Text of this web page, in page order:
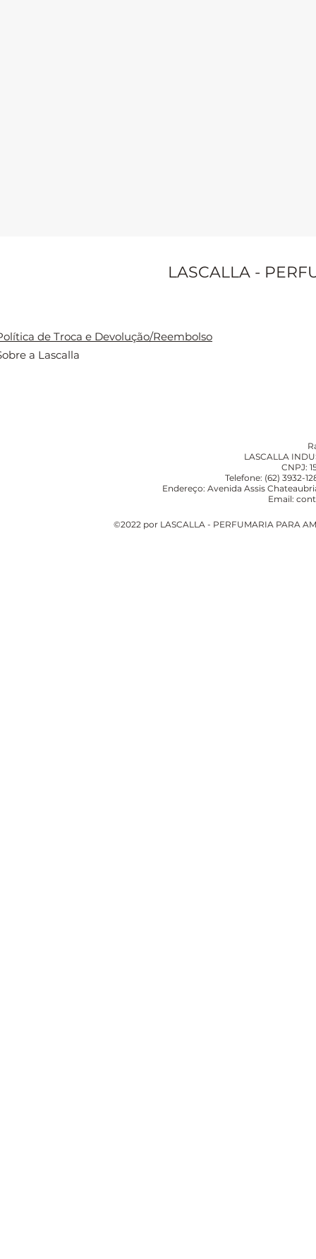
LASCALLA -
de Troca e Devolução/Reembolso
a Lascalla
LASCALLA
CNPJ:
Telefone: (62) 3932-
Endereço: Avenida Assis
Email:
©2022 por LASCALLA - PERFUMARIA PARA